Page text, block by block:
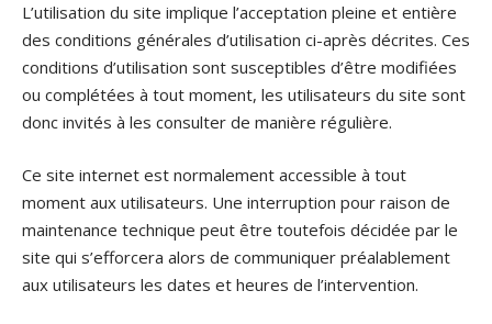
L’utilisation du site implique l’acceptation pleine et entière
des conditions générales d’utilisation ci-après décrites. Ces
conditions d’utilisation sont susceptibles d’être modifiées
ou complétées à tout moment, les utilisateurs du site sont
donc invités à les consulter de manière régulière.
Ce site internet est normalement accessible à tout
moment aux utilisateurs. Une interruption pour raison de
maintenance technique peut être toutefois décidée par le
site qui s’efforcera alors de communiquer préalablement
aux utilisateurs les dates et heures de l’intervention.